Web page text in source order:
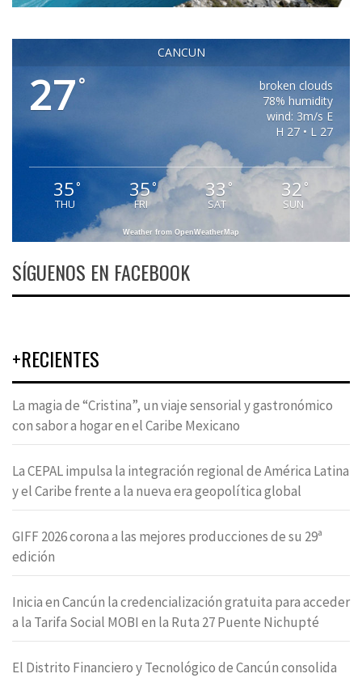
CANCUN
27°
broken clouds
78% humidity
wind: 3m/s E
H 27 • L 27
35°
THU
35°
FRI
33 °
SAT
32 °
SUN
Weather from OpenWeatherMap
SÍGUENOS EN FACEBOOK
+RECIENTES
La magia de “Cristina”, un viaje sensorial y gastronómico
con sabor a hogar en el Caribe Mexicano
La CEPAL impulsa la integración regional de América Latina
y el Caribe frente a la nueva era geopolítica global
GIFF 2026 corona a las mejores producciones de su 29ª
edición
Inicia en Cancún la credencialización gratuita para acceder
a la Tarifa Social MOBI en la Ruta 27 Puente Nichupté
El Distrito Financiero y Tecnológico de Cancún consolida